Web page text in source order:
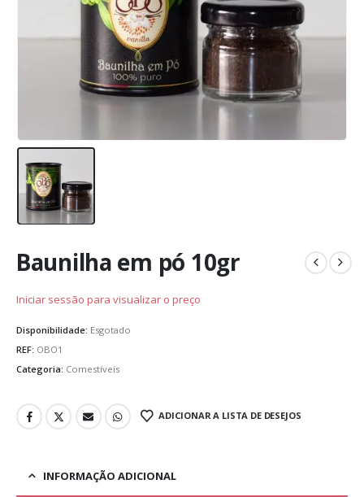
Baunilha em pó 10gr
Iniciar sessão para visualizar o preço
Disponibilidade: Esgotado
REF: OBO1
Categoria: Comestíveis
ADICIONAR A LISTA DE DESEJOS
INFORMAÇÃO ADICIONAL